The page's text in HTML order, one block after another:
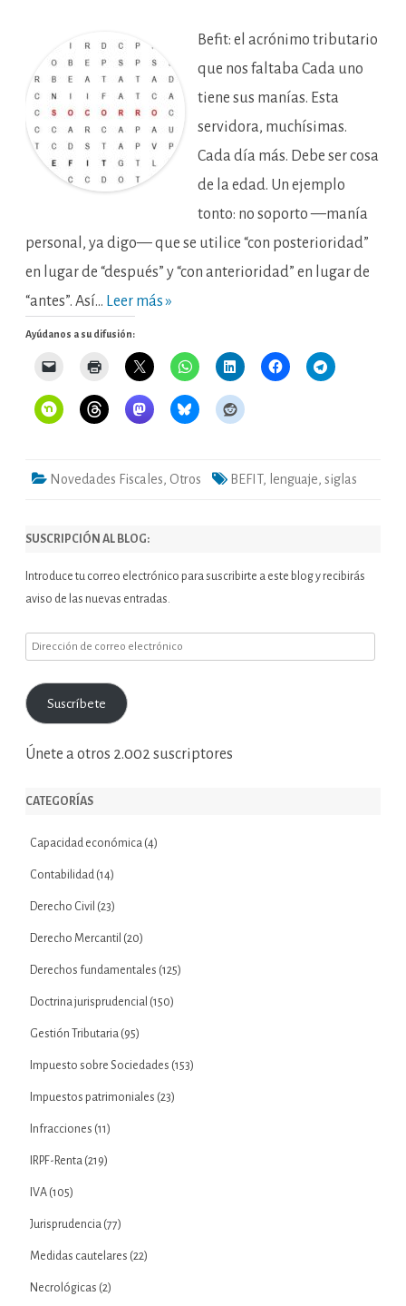
jurídica
Befit: el acrónimo tributario
que nos faltaba Cada uno
tiene sus manías. Esta
servidora, muchísimas.
Cada día más. Debe ser cosa
de la edad. Un ejemplo
tonto: no soporto —manía
personal, ya digo— que se utilice “con posterioridad”
en lugar de “después” y “con anterioridad” en lugar de
“antes”. Así… Leer más »
Ayúdanos a su difusión:
Novedades Fiscales, Otros BEFIT, lenguaje, siglas
SUSCRIPCIÓN AL BLOG:
Introduce tu correo electrónico para suscribirte a este blog y recibirás
aviso de las nuevas entradas.
Dirección
correo
electrónico
Suscríbete
Únete a otros 2.002 suscriptores
CATEGORÍAS
Capacidad económica (4)
Contabilidad (14)
Derecho Civil (23)
Derecho Mercantil (20)
Derechos fundamentales (125)
Doctrina jurisprudencial (150)
Gestión Tributaria (95)
Impuesto sobre Sociedades (153)
Impuestos patrimoniales (23)
Infracciones (11)
IRPF-Renta (219)
IVA (105)
Jurisprudencia (77)
Medidas cautelares (22)
Necrológicas (2)